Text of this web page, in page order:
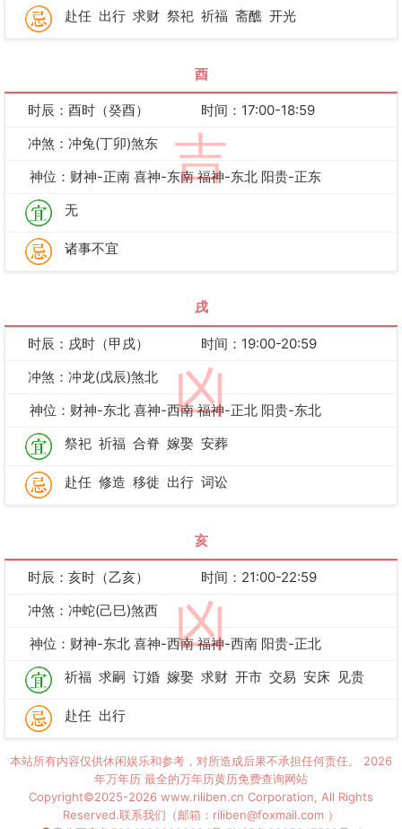
赴任 出行 求财 祭祀 祈福 斋醮 开光
酉
吉
时辰：酉时（癸酉）
时间：17:00-18:59
冲煞：冲兔(丁卯)煞东
神位：财神-正南 喜神-东南 福神-东北 阳贵-正东
无
诸事不宜
戌
凶
时辰：戌时（甲戌）
时间：19:00-20:59
冲煞：冲龙(戊辰)煞北
神位：财神-东北 喜神-西南 福神-正北 阳贵-东北
祭祀 祈福 合脊 嫁娶 安葬
赴任 修造 移徙 出行 词讼
亥
凶
时辰：亥时（乙亥）
时间：21:00-22:59
冲煞：冲蛇(己巳)煞西
神位：财神-东北 喜神-西南 福神-西南 阳贵-正北
祈福 求嗣 订婚 嫁娶 求财 开市 交易 安床 见贵
赴任 出行
本站所有内容仅供休闲娱乐和参考，对所造成后果不承担任何责任。 2026
年万年历 最全的万年历黄历免费查询网站
Copyright©2025-2026 www.riliben.cn Corporation, All Rights
Reserved.联系我们（邮箱：riliben@foxmail.com ）